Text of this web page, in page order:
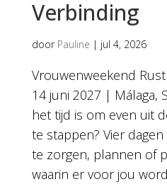
Verbinding
door Pauline | jul 4, 2026
Vrouwenweekend
14 juni 2027 | Málaga,
het tijd is om even uit
te stappen? Vier
te zorgen, plannen of
waarin er voor jou